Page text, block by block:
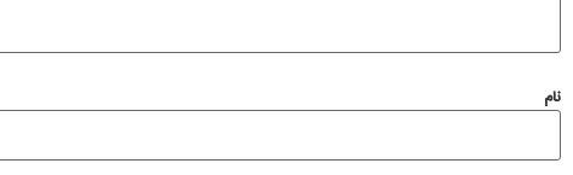
نام